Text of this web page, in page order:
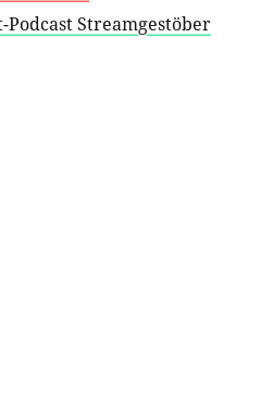
Streamgestöber